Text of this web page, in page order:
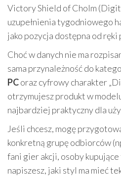
Victory Shield of Cholm
uzupełnienia tygodniowego
jako pozycja dostępna od ręki
Choć w danych nie ma
sama przynależność do
PCoraz cyfrowy charakter
otrzymujesz produkt w
najbardziej praktyczny dla
Jeśli chcesz, mogę
konkretną grupę odbiorców
fani gier akcji, osoby
napiszesz, jaki styl ma mieć